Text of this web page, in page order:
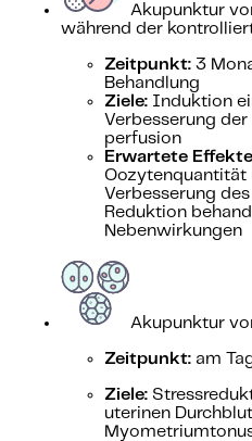
Akupunktur
während der
Zeitpunkt: 3
Behandlung
Ziele: Induktion
Verbesserung
perfusion
Erwartete
Oozytenquantität
Verbesserung
Reduktion
Nebenwirkungen
Akupunktur
Zeitpunkt: am
Ziele:
uterinen